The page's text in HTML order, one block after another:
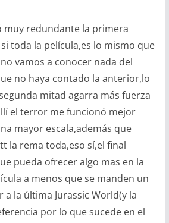
muy redundante la primera
toda la película,es lo mismo que
vamos a conocer nada del
no haya contado la anterior,lo
mitad agarra más fuerza
el terror me funcionó mejor
mayor escala,además que
la rema toda,eso sí,el final
pueda ofrecer algo mas en la
a menos que se manden un
a la última Jurassic World(y la
por lo que sucede en el